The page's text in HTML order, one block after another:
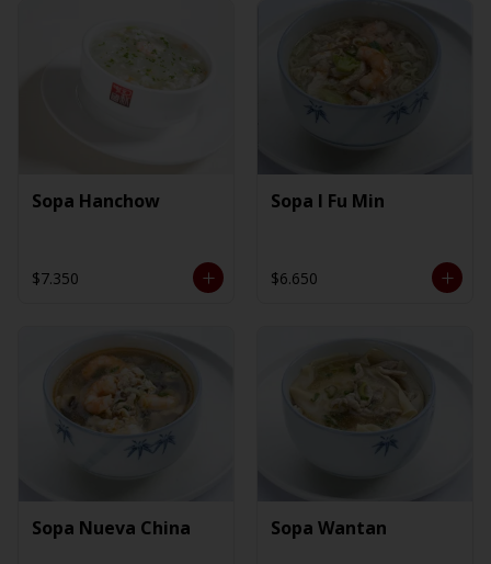
Sopa Hanchow
$7.350
Sopa I Fu Min
$6.650
Sopa Nueva China Sopa Wantan